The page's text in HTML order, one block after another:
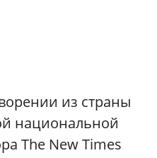
из страны
национальной
The New Times